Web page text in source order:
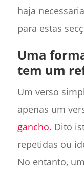
haja
para estas
Uma
tem um
Um verso
apenas um
gancho. Dito
repetidas ou
No entanto,